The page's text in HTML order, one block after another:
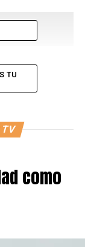
salir de esto”
TU
TV
como